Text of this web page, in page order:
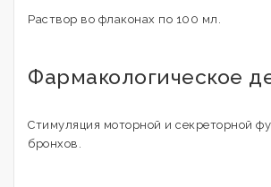
Раствор во флаконах по 100 мл.
Фармакологическое
Стимуляция моторной и секреторной
бронхов.